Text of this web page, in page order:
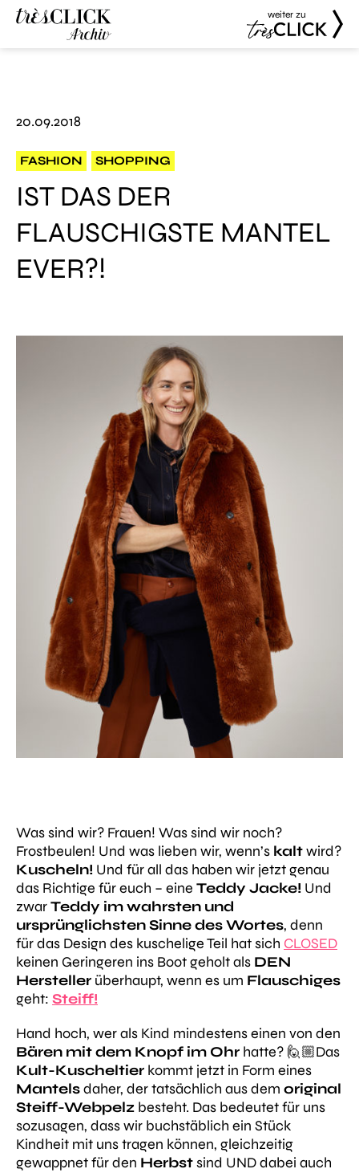
weiter zu
20.09.2018
FASHION SHOPPING
IST DAS DER
FLAUSCHIGSTE MANTEL
EVER?!
Was sind wir? Frauen! Was sind wir noch?
Frostbeulen! Und was lieben wir, wenn’s kaltwird?
Kuscheln! Und für all das haben wir jetzt genau
das Richtige für euch – eine Teddy Jacke! Und
zwarTeddy im wahrsten und
ursprünglichsten Sinne des Wortes, denn
für das Design des kuschelige Teil hat sich CLOSED
keinen Geringeren ins Boot geholt als DEN
Hersteller überhaupt, wenn es um Flauschiges
geht: Steiff!
Hand hoch, wer als Kind mindestens einen von den
Bären mit dem Knopf im Ohr hatte? 🙋🏼Das
Kult-Kuscheltier kommt jetzt in Form eines
Mantelsdaher, der tatsächlich aus dem original
Steiff-Webpelz besteht. Das bedeutet für uns
sozusagen, dass wir buchstäblich ein Stück
Kindheit mit uns tragen können, gleichzeitig
gewappnet für den Herbstsind UND dabei auch